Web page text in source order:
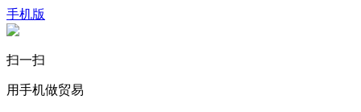
手机版
扫一扫
用手机做贸易